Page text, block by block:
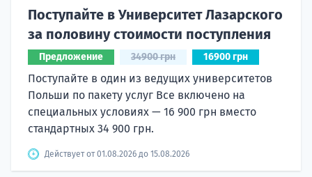
Поступайте в Университет Лазарского
за половину стоимости поступления
Предложение 34900 грн 16900 грн
Поступайте в один из ведущих университетов
Польши по пакету услуг Все включено на
специальных условиях — 16 900 грн вместо
стандартных 34 900 грн.
Действует от 01.08.2026 до 15.08.2026